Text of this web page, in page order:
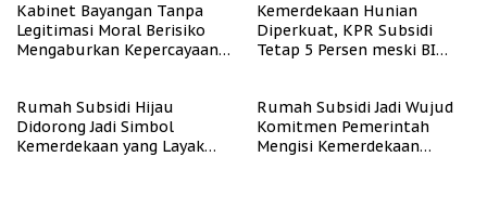
Kabinet Bayangan Tanpa
Legitimasi Moral Berisiko
Mengaburkan Kepercayaan
Kemerdekaan Hunian
Diperkuat, KPR Subsidi
Tetap 5 Persen meski BI
Rumah Subsidi Hijau
Didorong Jadi Simbol
Kemerdekaan yang Layak
Rumah Subsidi Jadi Wujud
Komitmen Pemerintah
Mengisi Kemerdekaan